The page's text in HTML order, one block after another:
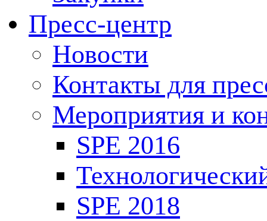
Пресс-центр
Новости
Контакты для
Мероприятия и
SPE 2016
SPE 2018